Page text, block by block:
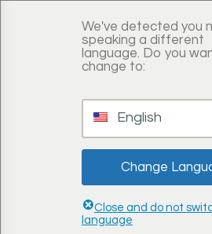
We've detected you
speaking a different
language. Do you
change to:
English
Change
Close and do not
language